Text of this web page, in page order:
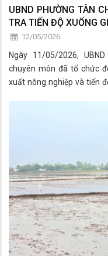
UBND PHƯỜNG TÂN
TRA TIẾN ĐỘ XUỐNG
12/05/2026
Ngày 11/05/2026,
chuyên môn đã tổ chức
xuất nông nghiệp và tiến